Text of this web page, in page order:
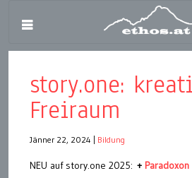
story.one:
Freiraum
Jänner 22, 2024 Bildung
NEU auf story.one 2025: + Paradoxon